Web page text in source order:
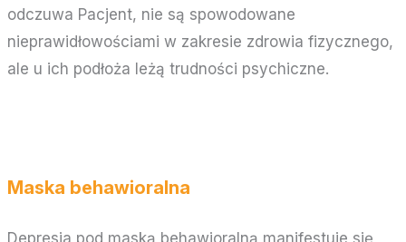
odczuwa Pacjent, nie są spowodowane
nieprawidłowościami w zakresie zdrowia fizycznego,
ale u ich podłoża leżą trudności psychiczne.
Maska behawioralna
Depresja pod maską behawioralną manifestuje się